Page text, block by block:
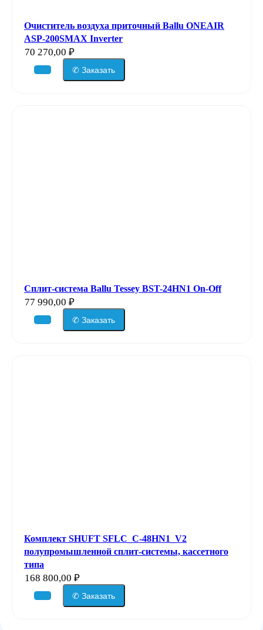
Очиститель воздуха приточный Ballu ONEAIR
ASP-200SMAX Inverter
70 270,00 ₽
✆ Заказать
Сплит-система Ballu Tessey BST-24HN1 On-Off
77 990,00 ₽
✆ Заказать
Комплект SHUFT SFLC_C-48HN1_V2
полупромышленной сплит-системы, кассетного
типа
168 800,00 ₽
✆ Заказать